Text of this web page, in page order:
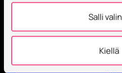
Salli
Kiellä